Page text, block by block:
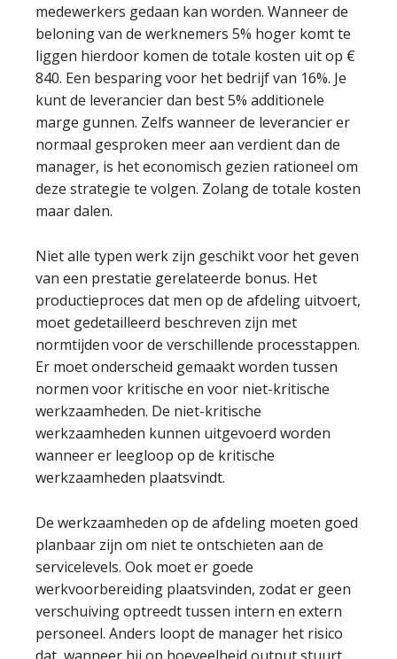
medewerkers gedaan kan worden. Wanneer de
beloning van de werknemers 5% hoger komt te
liggen hierdoor komen de totale kosten uit op €
840. Een besparing voor het bedrijf van 16%. Je
kunt de leverancier dan best 5% additionele
marge gunnen. Zelfs wanneer de leverancier er
normaal gesproken meer aan verdient dan de
manager, is het economisch gezien rationeel om
deze strategie te volgen. Zolang de totale kosten
maar dalen.
Niet alle typen werk zijn geschikt voor het geven
van een prestatie gerelateerde bonus. Het
productieproces dat men op de afdeling uitvoert,
moet gedetailleerd beschreven zijn met
normtijden voor de verschillende processtappen.
Er moet onderscheid gemaakt worden tussen
normen voor kritische en voor niet-kritische
werkzaamheden. De niet-kritische
werkzaamheden kunnen uitgevoerd worden
wanneer er leegloop op de kritische
werkzaamheden plaatsvindt.
De werkzaamheden op de afdeling moeten goed
planbaar zijn om niet te ontschieten aan de
servicelevels. Ook moet er goede
werkvoorbereiding plaatsvinden, zodat er geen
verschuiving optreedt tussen intern en extern
personeel. Anders loopt de manager het risico